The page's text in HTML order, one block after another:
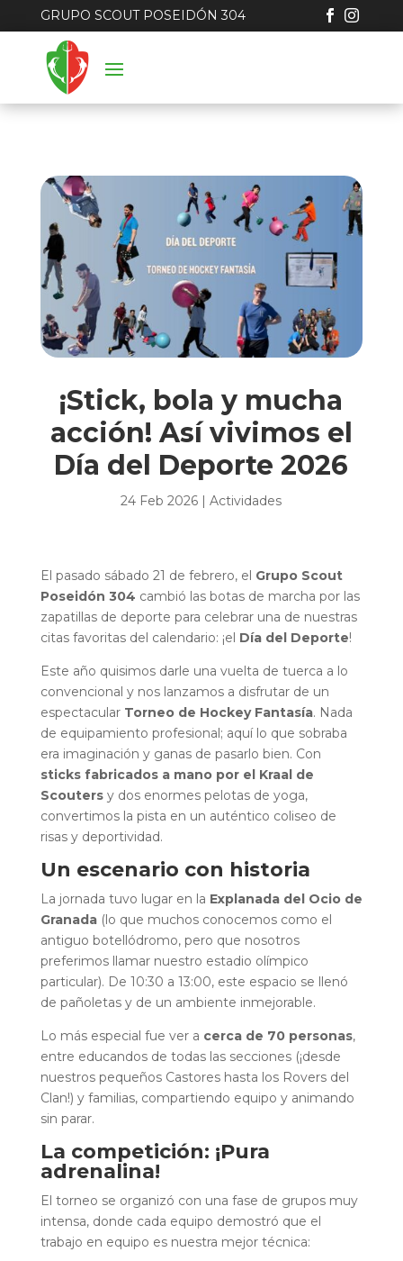
GRUPO SCOUT POSEIDÓN 304  
¡Stick, bola y mucha
acción! Así vivimos el
Día del Deporte 2026
24 Feb 2026 |Actividades
El pasado sábado 21 de febrero, el Grupo Scout
Poseidón 304 cambió las botas de marcha por las
zapatillas de deporte para celebrar una de nuestras
citas favoritas del calendario: ¡el Día del Deporte!
Este año quisimos darle una vuelta de tuerca a lo
convencional y nos lanzamos a disfrutar de un
espectacular Torneo de Hockey Fantasía. Nada
de equipamiento profesional; aquí lo que sobraba
era imaginación y ganas de pasarlo bien. Con
sticks fabricados a mano por el Kraal de
Scoutersy dos enormes pelotas de yoga,
convertimos la pista en un auténtico coliseo de
risas y deportividad.
Un escenario con historia
La jornada tuvo lugar en la Explanada del Ocio de
Granada(lo que muchos conocemos como el
antiguo botellódromo, pero que nosotros
preferimos llamar nuestro estadio olímpico
particular). De 10:30 a 13:00, este espacio se llenó
de pañoletas y de un ambiente inmejorable.
Lo más especial fue ver a cerca de 70 personas,
entre educandos de todas las secciones (¡desde
nuestros pequeños Castores hasta los Rovers del
Clan!) y familias, compartiendo equipo y animando
sin parar.
La competición: ¡Pura
adrenalina!
El torneo se organizó con una fase de grupos muy
intensa, donde cada equipo demostró que el
trabajo en equipo es nuestra mejor técnica: